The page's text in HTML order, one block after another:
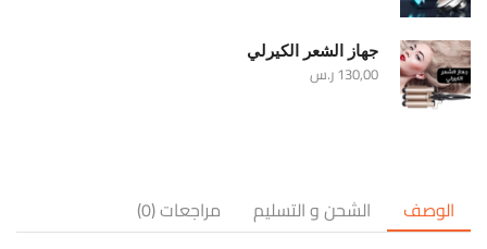
جهاز الشعر الكيرلي
130,00ر.س
الوصف الشحن و التسليم
مراجعات (0)